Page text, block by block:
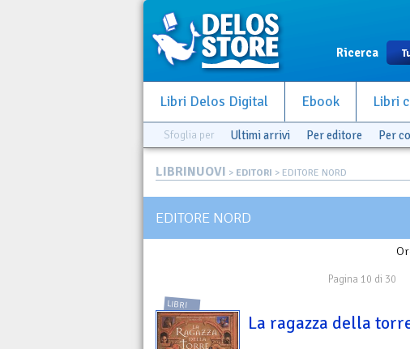
Ricerca
Libri Delos Digital Ebook Libri
Sfoglia per Ultimi arrivi Per editore Per
LIBRINUOVI > EDITORI > EDITORE NORD
EDITORE NORD
Pagina 10 di 30
LIBRI
La ragazza della